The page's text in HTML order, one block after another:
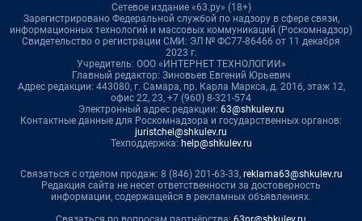
Сетевое издание «63.ру» (18+)
Зарегистрировано Федеральной службой по надзору в сфере связи,
информационных технологий и массовых коммуникаций (Роскомнадзор)
Свидетельство о регистрации СМИ: ЭЛ № ФС77-86466 от 11 декабря
2023 г.
Учредитель: ООО «ИНТЕРНЕТ ТЕХНОЛОГИИ»
Главный редактор: Зиновьев Евгений Юрьевич
Адрес редакции: 443080, г. Самара, пр. Карла Маркса, д. 201б, этаж 12,
офис 22, 23, +7 (960) 8-321-574
Электронный адрес редакции: 63@shkulev.ru
Контактные данные для Роскомнадзора и государственных органов:
juristchel@shkulev.ru
Техподдержка: help@shkulev.ru
Связаться с отделом продаж: 8 (846) 201-63-33, reklama63@shkulev.ru
Редакция сайта не несет ответственности за достоверность
информации, содержащейся в рекламных объявлениях.